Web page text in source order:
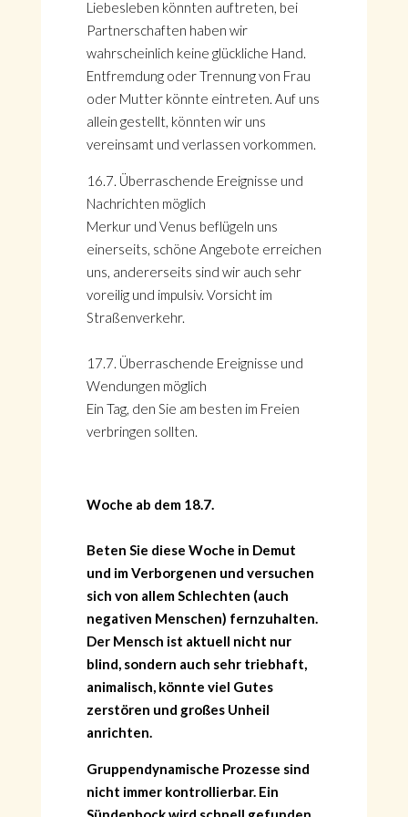
Liebesleben könnten auftreten, bei
Partnerschaften haben wir
wahrscheinlich keine glückliche Hand.
Entfremdung oder Trennung von Frau
oder Mutter könnte eintreten. Auf uns
allein gestellt, könnten wir uns
vereinsamt und verlassen vorkommen.
16.7. Überraschende Ereignisse und
Nachrichten möglich
Merkur und Venus beflügeln uns
einerseits, schöne Angebote erreichen
uns, andererseits sind wir auch sehr
voreilig und impulsiv. Vorsicht im
Straßenverkehr.
17.7. Überraschende Ereignisse und
Wendungen möglich
Ein Tag, den Sie am besten im Freien
verbringen sollten.
Woche ab dem 18.7.
Beten Sie diese Woche in Demut
und im Verborgenen und versuchen
sich von allem Schlechten (auch
negativen Menschen) fernzuhalten.
Der Mensch ist aktuell nicht nur
blind, sondern auch sehr triebhaft,
animalisch, könnte viel Gutes
zerstören und großes Unheil
anrichten.
Gruppendynamische Prozesse sind
nicht immer kontrollierbar. Ein